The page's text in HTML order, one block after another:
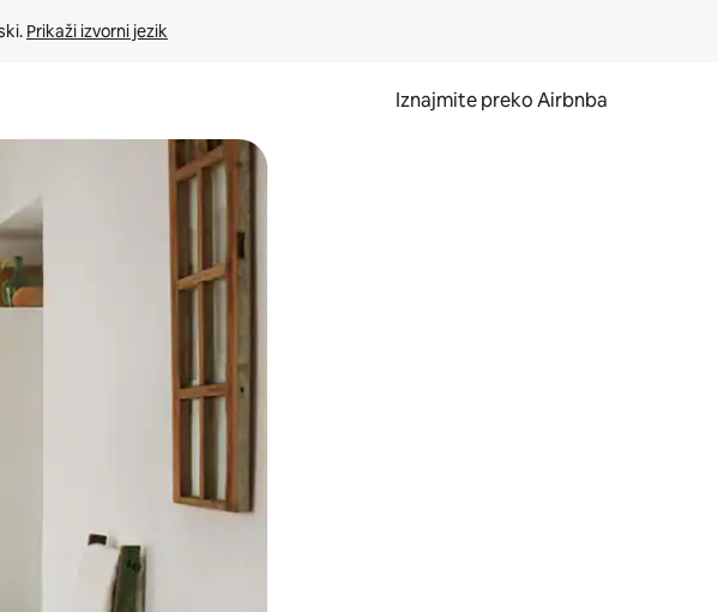
Prikaži izvorni jezik
Iznajmite preko Airbnba
kao i dodirom ili prelaskom prstom po zaslonu.